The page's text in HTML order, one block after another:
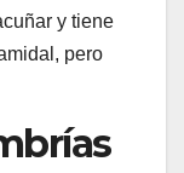
y tiene
pero